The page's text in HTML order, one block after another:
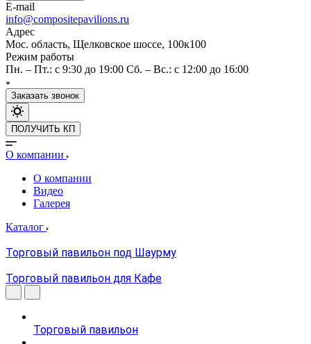
E-mail
info@compositepavilions.ru
Адрес
Мос. область, Щелковское шоссе, 100к100
Режим работы
Пн. – Пт.: с 9:30 до 19:00 Сб. – Вс.: с 12:00 до 16:00
Заказать звонок
ПОЛУЧИТЬ КП
О компании
О компании
Видео
Галерея
Каталог
Торговый павильон под Шаурму
Торговый павильон для Кафе
Торговый павильон